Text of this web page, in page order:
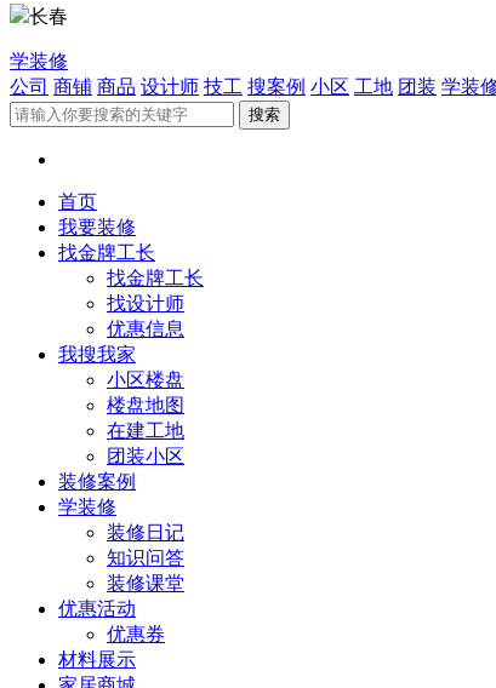
长春
学装修
公司 商铺 商品 设计师 技工 搜案例 小区 工地 团装 学装
首页
我要装修
找金牌工长
找金牌工长
找设计师
优惠信息
我搜我家
小区楼盘
楼盘地图
在建工地
团装小区
装修案例
学装修
装修日记
知识问答
装修课堂
优惠活动
优惠券
材料展示